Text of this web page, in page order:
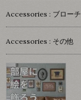
Accessories : ブローチ
Accessories : その他